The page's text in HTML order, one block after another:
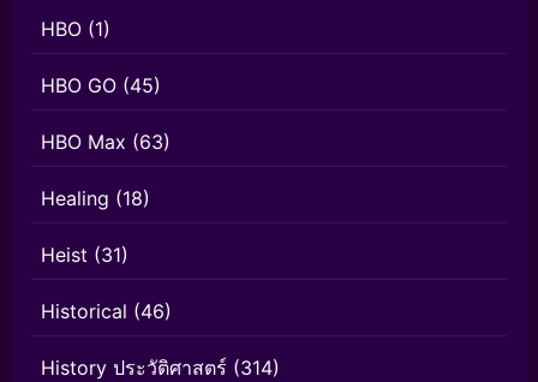
HBO (1)
HBO GO (45)
HBO Max (63)
Healing (18)
Heist (31)
Historical (46)
History ประวัติศาสตร์ (314)